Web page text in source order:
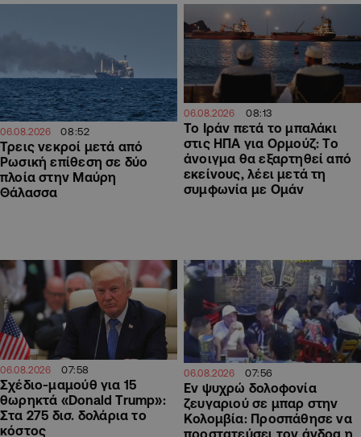
06.08.2026 08:52
Τρεις νεκροί μετά από
Ρωσική επίθεση σε δύο
πλοία στην Μαύρη
Θάλασσα
06.08.2026 08:13
Το Ιράν πετά το μπαλάκι
στις ΗΠΑ για Ορμούζ: Το
άνοιγμα θα εξαρτηθεί από
εκείνους, λέει μετά τη
συμφωνία με Ομάν
06.08.2026 07:58
Σχέδιο-μαμούθ για 15
θωρηκτά «Donald Trump»:
Στα 275 δισ. δολάρια το
κόστος
06.08.2026 07:56
Εν ψυχρώ δολοφονία
ζευγαριού σε μπαρ στην
Κολομβία: Προσπάθησε να
προστατεύσει τον άνδρα η